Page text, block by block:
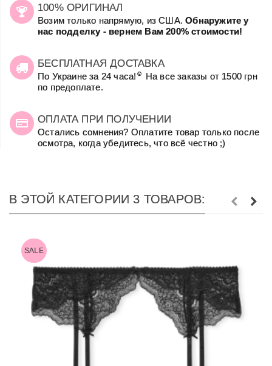
100% ОРИГИНАЛ
Возим только напрямую, из США.Обнаружите у
нас подделку - вернем Вам 200% стоимости!
БЕСПЛАТНАЯ ДОСТАВКА
По Украине за 24 часа! ☺
На все заказы от 1500 грн
по предоплате.
ОПЛАТА ПРИ ПОЛУЧЕНИИ
Остались сомнения? Оплатите товар только после
осмотра, когда убедитесь, что всё честно ;)
В ЭТОЙ КАТЕГОРИИ 3 ТОВАРОВ:
SALE